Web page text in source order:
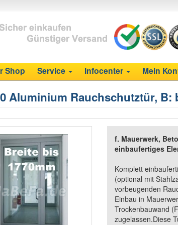
Shop Service Infocenter Mein
Aluminium Rauchschutztür, B:
f. Mauerwerk,
einbaufertiges
Komplett
(optional mit
vorbeugenden
Einbau in
Trockenbauwand
zugelassen.Diese